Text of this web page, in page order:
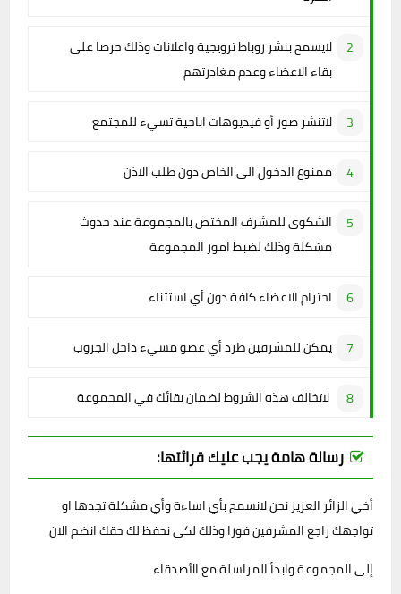
لايسمح بنشر روباط ترويجية واعلانات وذلك حرصا على
بقاء الاعضاء وعدم مغادرتهم
لاتنشر صور أو فيديوهات اباحية تسيء للمجتمع
ممنوع الدخول الى الخاص دون طلب الاذن
الشكوى للمشرف المختص بالمجموعة عند حدوث
مشكلة وذلك لضبط امور المجموعة
احترام الاعضاء كافة دون أي استثناء
يمكن للمشرفين طرد أي عضو مسيء داخل الجروب
لاتخالف هذه الشروط لضمان بقائك في المجموعة
رسالة هامة يجب عليك قرائتها:
أخي الزائر العزيز نحن لانسمح بأي اساءة وأي مشكلة تجدها او
تواجهك راجع المشرفين فورا وذلك لكي نحفظ لك حقك انضم الان
إلى المجموعة وابدأ المراسلة مع الأصدقاء